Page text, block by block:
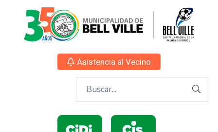
Asistencia al Vecino